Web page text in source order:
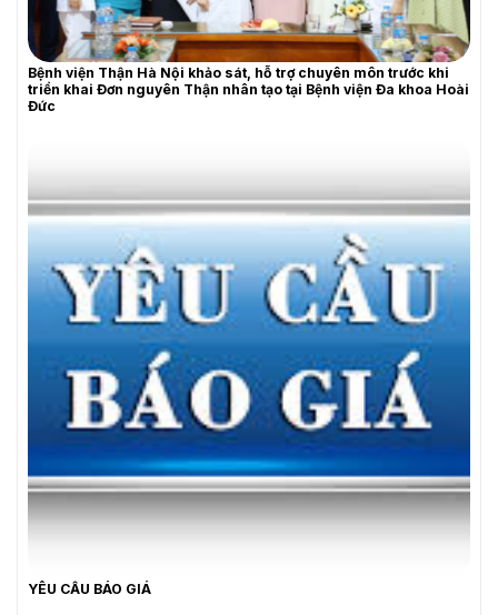
Bệnh viện Thận Hà Nội khảo sát, hỗ trợ chuyên môn trước khi
triển khai Đơn nguyên Thận nhân tạo tại Bệnh viện Đa khoa Hoài
Đức
YÊU CẦU BÁO GIÁ